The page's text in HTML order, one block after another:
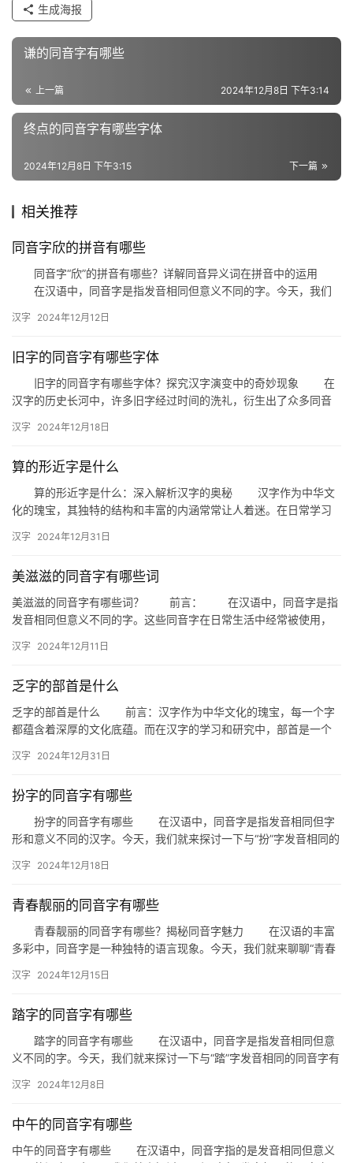
义
词
近
义
词
组
词
生成海报
谦的同音字有哪些
上一篇 2024年12月8日 下午3:14
终点的同音字有哪些字体
下一篇
2024年12月8日 下午3:15
相关推荐
同音字欣的拼音有哪些
同音字“欣”的拼音有哪些？详解同音异义词在拼音中的运用
在汉语中，同音字是指发音相同但意义不同的字。今天，我们
运…
汉字 2024年12月12日
旧字的同音字有哪些字体
旧字的同音字有哪些字体？探究汉字演变中的奇妙现象 在
汉字的历史长河中，许多旧字经过时间的洗礼，衍生出了众多同音
界中…
汉字 2024年12月18日
算的形近字是什么
算的形近字是什么：深入解析汉字的奥秘 汉字作为中华文
化的瑰宝，其独特的结构和丰富的内涵常常让人着迷。在日常学习
异。…
汉字 2024年12月31日
美滋滋的同音字有哪些词
美滋滋的同音字有哪些词？ 前言： 在汉语中，同音字是指
发音相同但意义不同的字。这些同音字在日常生活中经常被使用，
“美…
汉字 2024年12月11日
乏字的部首是什么
乏字的部首是什么 前言：汉字作为中华文化的瑰宝，每一个字
都蕴含着深厚的文化底蕴。而在汉字的学习和研究中，部首是一个
部首…
汉字 2024年12月31日
扮字的同音字有哪些
扮字的同音字有哪些 在汉语中，同音字是指发音相同但字
形和意义不同的汉字。今天，我们就来探讨一下与“扮”字发音相同的
汉字 2024年12月18日
青春靓丽的同音字有哪些
青春靓丽的同音字有哪些？揭秘同音字魅力 在汉语的丰富
多彩中，同音字是一种独特的语言现象。今天，我们就来聊聊“青春
字…
汉字 2024年12月15日
踏字的同音字有哪些
踏字的同音字有哪些 在汉语中，同音字是指发音相同但意
义不同的字。今天，我们就来探讨一下与“踏”字发音相同的同音字有
汉字 2024年12月8日
中午的同音字有哪些
中午的同音字有哪些 在汉语中，同音字指的是发音相同但意义